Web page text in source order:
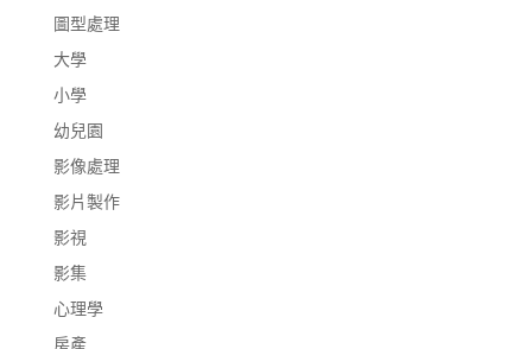
圖型處理
大學
小學
幼兒園
影像處理
影片製作
影視
影集
心理學
房產